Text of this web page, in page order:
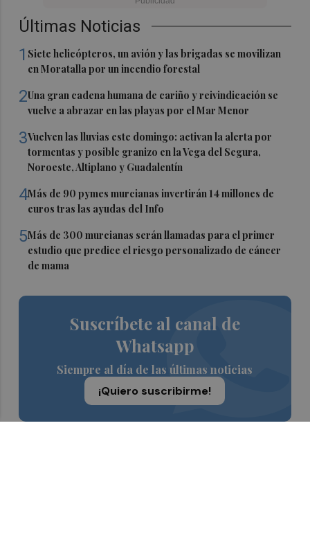
Últimas Noticias
1 Siete helicópteros, un avión y las brigadas se movilizan
en Moratalla por un incendio forestal
2Una gran cadena humana de cariño y reivindicación se
vuelve a abrazar en las playas por el Mar Menor
3Vuelven las lluvias este domingo: activan la alerta por
tormentas y posible granizo en la Vega del Segura,
Noroeste, Altiplano y Guadalentín
4Más de 90 pymes murcianas invertirán 14 millones de
euros tras las ayudas del Info
5Más de 300 murcianas serán llamadas para el primer
estudio que predice el riesgo personalizado de cáncer
de mama
Suscríbete al canal de
Whatsapp
Siempre al día de las últimas noticias
¡Quiero suscribirme!